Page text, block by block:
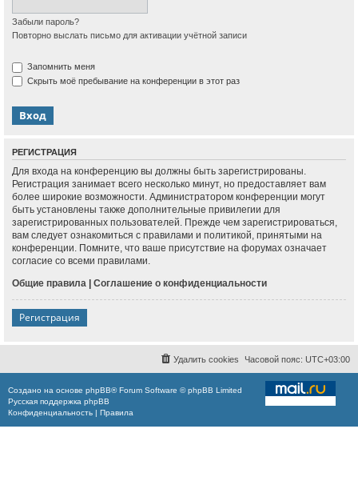
Забыли пароль?
Повторно выслать письмо для активации учётной записи
Запомнить меня
Скрыть моё пребывание на конференции в этот раз
РЕГИСТРАЦИЯ
Для входа на конференцию вы должны быть зарегистрированы.
Регистрация занимает всего несколько минут, но предоставляет вам
более широкие возможности. Администратором конференции могут
быть установлены также дополнительные привилегии для
зарегистрированных пользователей. Прежде чем зарегистрироваться,
вам следует ознакомиться с правилами и политикой, принятыми на
конференции. Помните, что ваше присутствие на форумах означает
согласие со всеми правилами.
Общие правила | Соглашение о конфиденциальности
Регистрация
Часовой пояс: UTC+03:00
Удалить cookies
Создано на основе phpBB® Forum Software © phpBB Limited
Русская поддержка phpBB
Конфиденциальность | Правила